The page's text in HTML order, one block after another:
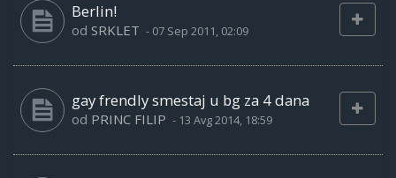
Berlin!
od SRKLET - 07 Sep 2011, 02:09
gay frendly smestaj u bg za 4 dana
od PRINC FILIP - 13 Avg 2014, 18:59